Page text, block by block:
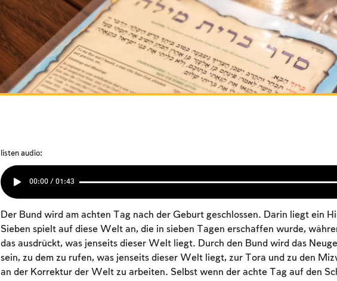
listen audio:
00:00 / 01:43
Der Bund wird am achten Tag nach der Geburt geschlossen. Darin liegt ein
Sieben spielt auf diese Welt an, die in sieben Tagen erschaffen wurde,
das ausdrückt, was jenseits dieser Welt liegt. Durch den Bund wird das
sein, zu dem zu rufen, was jenseits dieser Welt liegt, zur Tora und zu den
an der Korrektur der Welt zu arbeiten. Selbst wenn der achte Tag auf den